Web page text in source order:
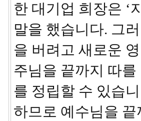
한 대기업 희장은 ‘
말을 했습니다. 그
을 버려고 새로운
주님을 끝까지 따
를 정립할 수 있습
하므로 예수님을